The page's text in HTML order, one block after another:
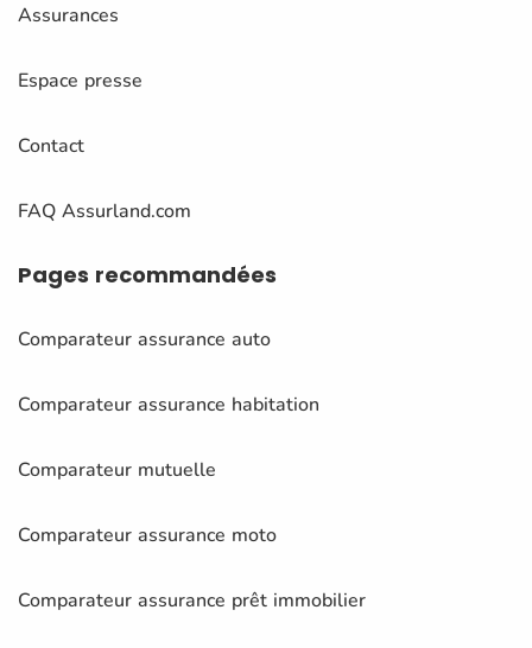
Assurances
Espace presse
Contact
FAQ Assurland.com
Pages recommandées
Comparateur assurance auto
Comparateur assurance habitation
Comparateur mutuelle
Comparateur assurance moto
Comparateur assurance prêt immobilier